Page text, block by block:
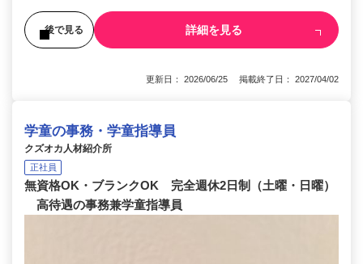
後で見る 詳細を見る
更新日： 2026/06/25 掲載終了日： 2027/04/02
学童の事務・学童指導員
クズオカ人材紹介所
正社員
無資格OK・ブランクOK 完全週休2日制（土曜・日曜）
高待遇の事務兼学童指導員